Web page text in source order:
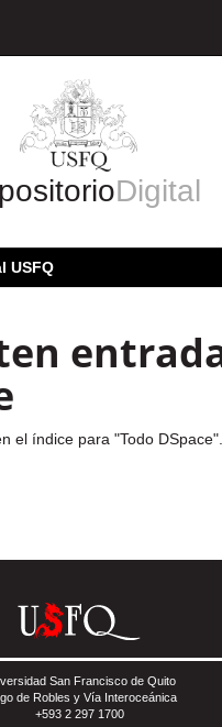
Digital
USFQ
el índice para "Todo DSpace".
San Francisco de Quito
de Robles y Vía Interoceánica
+593 2 297 1700